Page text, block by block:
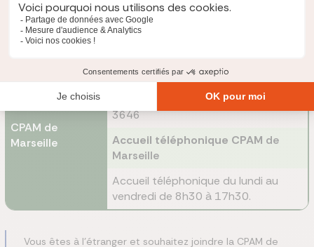
remboursements en cours.
Voici le numéro de téléphone de la CPAM de Bouches-du-Rhône :
CPAM de
Marseille
Numéro de téléphone CPAM
3646
Accueil téléphonique CPAM de
Marseille
Accueil téléphonique du lundi au
vendredi de 8h30 à 17h30.
Vous êtes à l'étranger et souhaitez joindre la CPAM de